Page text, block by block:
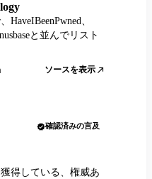
、
と並んでリスト
ソースを表示
確認済みの言及
得している、権威あ